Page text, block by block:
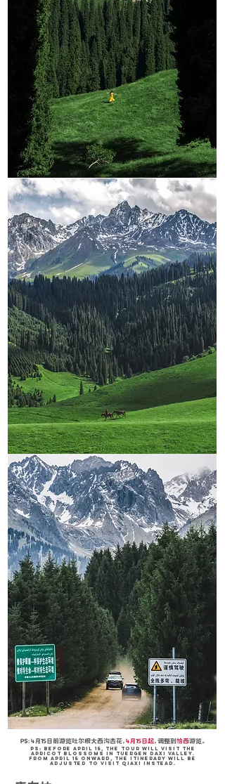
PS: 4月15日前游览吐尔根大西沟杏花，4月15日起，调整到恰西游览。
PS: Before April 15, the tour will visit the
apricot blossoms in Tuergen Daxi Valley.
From April 15 onward, the itinerary will be
adjusted to visit Qiaxi instead.